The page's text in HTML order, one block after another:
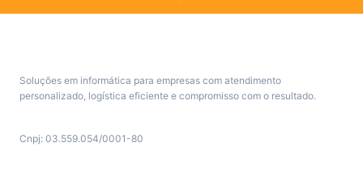
Soluções em informática para empresas com atendimento
personalizado, logística eficiente e compromisso com o resultado.
Cnpj: 03.559.054/0001-80